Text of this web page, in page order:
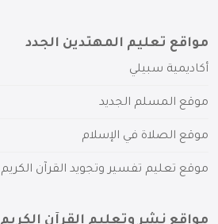
مواقع تعليم المهتدين الجدد
أكاديمية سبيلي
موقع المسلم الجديد
موقع الصلاة في الإسلام
موقع تعليم تفسير وتجويد القرآن الكريم
مواقع نشر وتعليم القرآن الكريم